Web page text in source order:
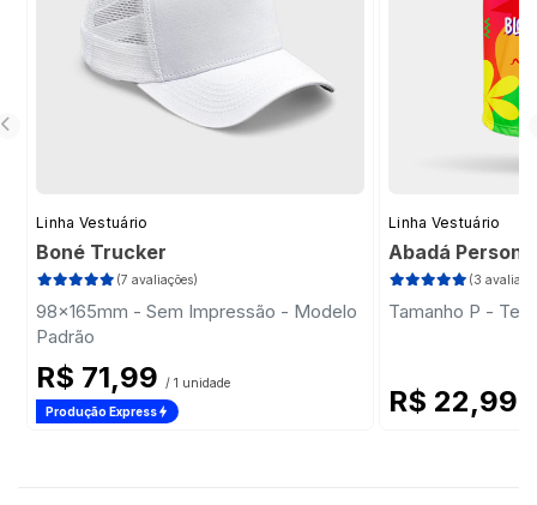
Linha Vestuário
Boné Trucker
(7 avaliações)
98x165mm - Sem Impressão - Modelo
Padrão
R$ 71,99 / 1 unidade
Produção Express
Linha Vestuário
Abadá
(3
Tamanho P -
R$ 22,99